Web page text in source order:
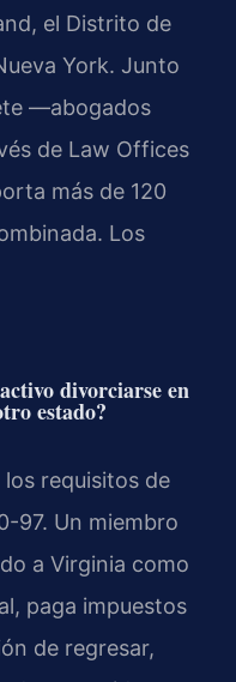
el Distrito de
York. Junto
—abogados
de Law Offices
más de 120
Los
divorciarse en
estado?
requisitos de
97. Un miembro
a Virginia como
paga impuestos
de regresar,